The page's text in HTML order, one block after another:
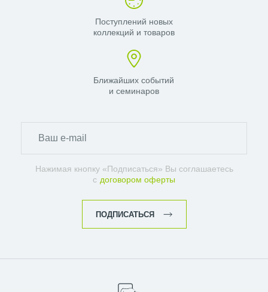
Поступлений новых
коллекций и товаров
Ближайших событий
и семинаров
Нажимая кнопку «Подписаться» Вы соглашаетесь
с договором оферты
ПОДПИСАТЬСЯ